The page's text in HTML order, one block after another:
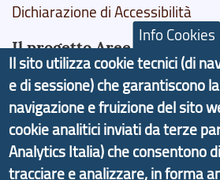
Dichiarazione di Accessibilità
Il progetto Aree Interne
Il portale di marketing territoriale
di Genova Città Metropolitana si
Info Cookies
Il sito utilizza cookie tecnici (di
e di sessione) che garantiscono
navigazione e fruizione del sito
cookie analitici inviati da terze
Analytics Italia) che consentono di
tracciare e analizzare, in forma